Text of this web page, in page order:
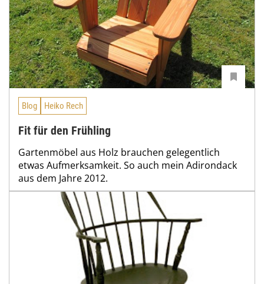
Blog Heiko Rech
Fit für den Frühling
Gartenmöbel aus Holz brauchen gelegentlich
etwas Aufmerksamkeit. So auch mein Adirondack
aus dem Jahre 2012.